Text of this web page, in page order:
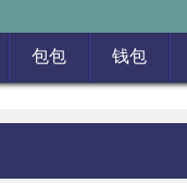
包包 钱包